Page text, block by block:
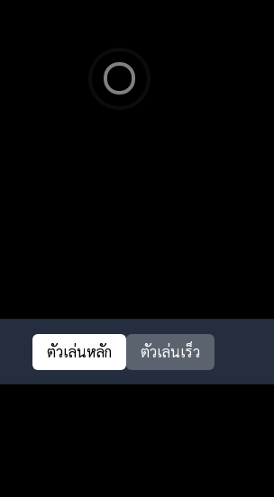
ตัวเล่นหลัก ตัวเล่นเร็ว